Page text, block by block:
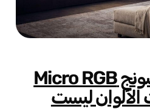
تلفزيونات سامسونج Micro RGB
الألوان ليست